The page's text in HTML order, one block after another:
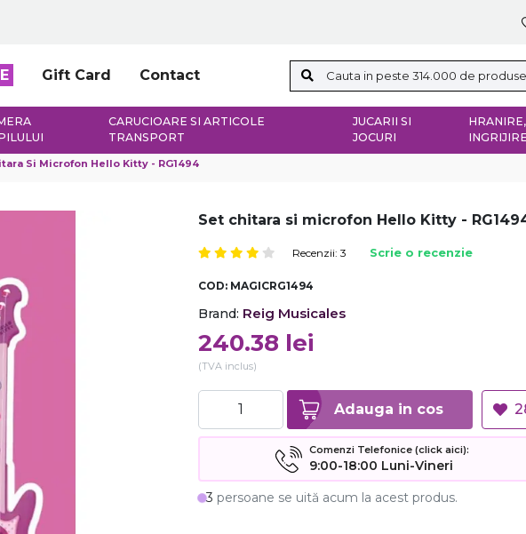
Gift Card Contact
CARUCIOARE SI ARTICOLE
TRANSPORT
JUCARII SI
JOCURI
INGRIJIRE
Si Microfon Hello Kitty - RG1494
Set chitara si microfon Hello Kitty -
Recenzii: 3 Scrie o recenzie
COD: MAGICRG1494
Brand: Reig Musicales
240.38 lei
(TVA inclus)
Adauga in cos
Comenzi Telefonice (click aici):
9:00-18:00 Luni-Vineri
3 persoane se uită acum la acest produs.